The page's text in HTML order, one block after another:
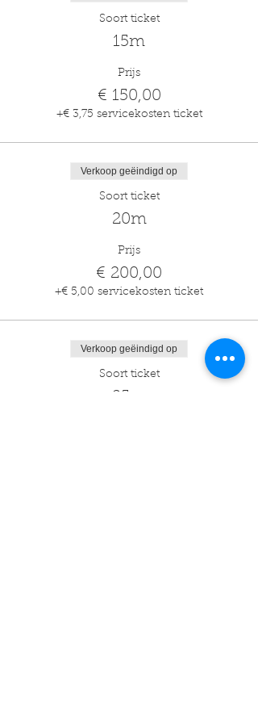
Soort ticket
15m
Prijs
€ 150,00
+€ 3,75 servicekosten ticket
Verkoop geëindigd op
Soort ticket
20m
Prijs
€ 200,00
+€ 5,00 servicekosten ticket
Verkoop geëindigd op
Soort ticket